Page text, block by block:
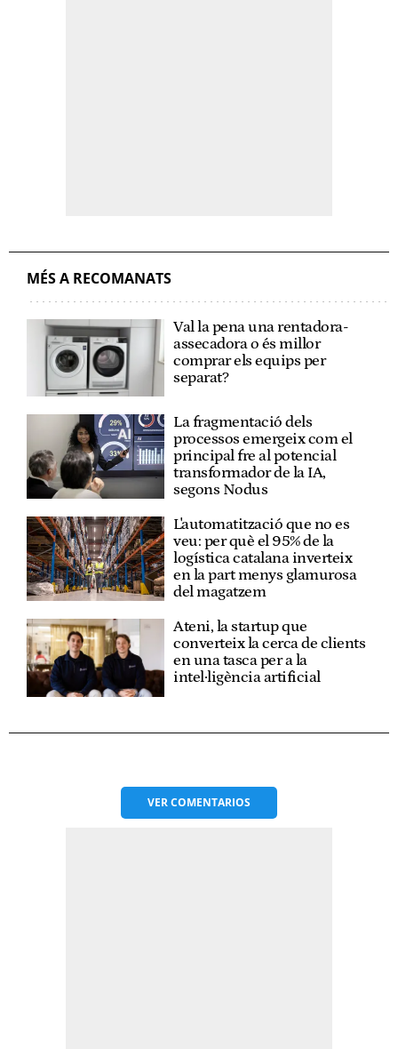
MÉS A RECOMANATS
Val la pena una rentadora-
assecadora o és millor
comprar els equips per
separat?
La fragmentació dels
processos emergeix com el
principal fre al potencial
transformador de la IA,
segons Nodus
L'automatització que no es
veu: per què el 95% de la
logística catalana inverteix
en la part menys glamurosa
del magatzem
Ateni, la startup que
converteix la cerca de clients
en una tasca per a la
intel·ligència artificial
VERCOMENTARIOS